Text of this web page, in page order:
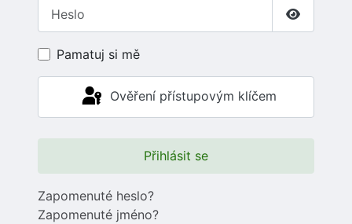
Zobrazit
Pamatuj si mě
Ověření přístupovým klíčem
Přihlásit se
Zapomenuté heslo?
Zapomenuté jméno?